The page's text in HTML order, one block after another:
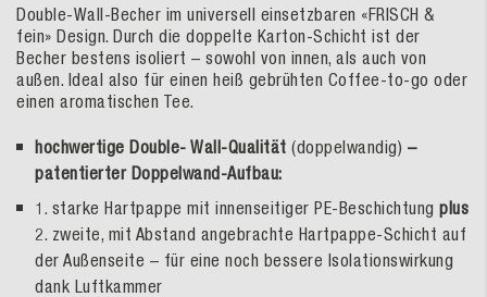
Double-Wall-Becher im universell einsetzbaren «FRISCH &
fein» Design. Durch die doppelte Karton-Schicht ist der
Becher bestens isoliert – sowohl von innen, als auch von
außen. Ideal also für einen heiß gebrühten Coffee-to-go oder
einen aromatischen Tee.
hochwertige Double- Wall-Qualität (doppelwandig) –
patentierter Doppelwand-Aufbau:
1. starke Hartpappe mit innenseitiger PE-Beschichtung plus
2. zweite, mit Abstand angebrachte Hartpappe-Schicht auf
der Außenseite – für eine noch bessere Isolationswirkung
dank Luftkammer